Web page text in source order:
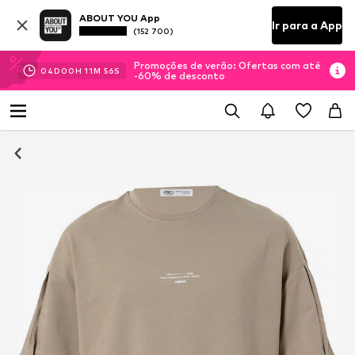
ABOUT YOU App
(152 700) Ir para a App
04D 00H 11M 55S
Promoções de verão: Ofertas com até
-60% de desconto